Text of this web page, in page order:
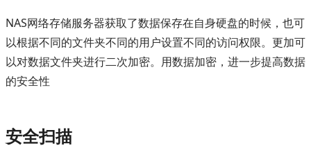
NAS网络存储服务器获取了数据保存在自身硬盘的时候，也可
以根据不同的文件夹不同的用户设置不同的访问权限。更加可
以对数据文件夹进行二次加密。用数据加密，进一步提高数据
的安全性
安全扫描